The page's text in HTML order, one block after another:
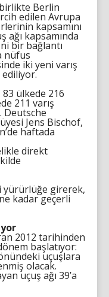
Berlin
edilen Avrupa
kapsamını
ağı kapsamında
bir bağlantı
nüfus
iki yeni varış
ediliyor.
ülkede 216
211 varış
Deutsche
Jens Bischof,
haftada
direkt
yürürlüğe girerek,
kadar geçerli
2012 tarihinden
başlatıyor:
uçuşlara
olacak.
uçuş ağı 39’a